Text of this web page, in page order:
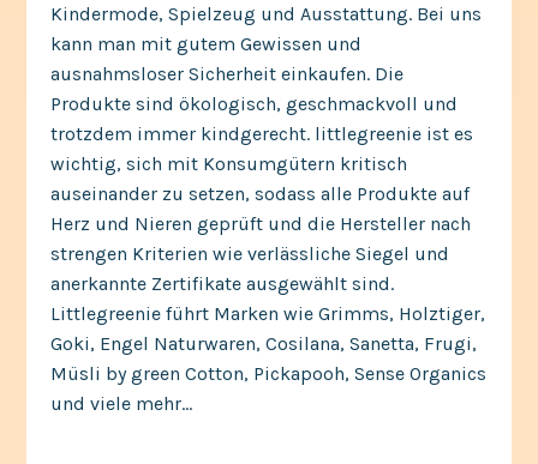
Kindermode, Spielzeug und Ausstattung. Bei uns
kann man mit gutem Gewissen und
ausnahmsloser Sicherheit einkaufen. Die
Produkte sind ökologisch, geschmackvoll und
trotzdem immer kindgerecht. littlegreenie ist es
wichtig, sich mit Konsumgütern kritisch
auseinander zu setzen, sodass alle Produkte auf
Herz und Nieren geprüft und die Hersteller nach
strengen Kriterien wie verlässliche Siegel und
anerkannte Zertifikate ausgewählt sind.
Littlegreenie führt Marken wie Grimms, Holztiger,
Goki, Engel Naturwaren, Cosilana, Sanetta, Frugi,
Müsli by green Cotton, Pickapooh, Sense Organics
und viele mehr...